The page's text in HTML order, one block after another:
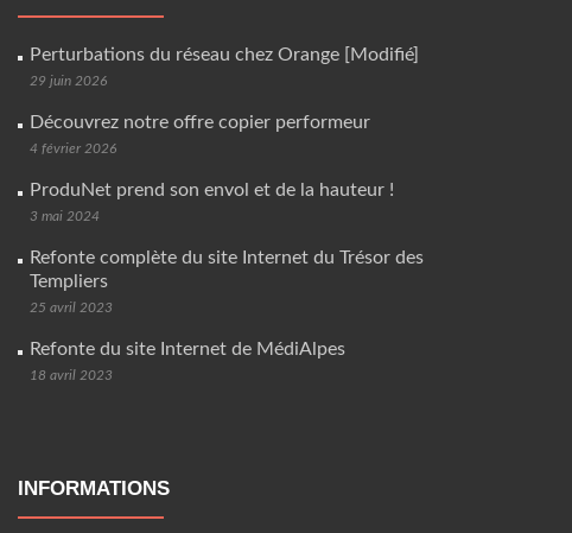
Perturbations du réseau chez Orange [Modifié]
29 juin 2026
Découvrez notre offre copier performeur
4 février 2026
ProduNet prend son envol et de la hauteur !
3 mai 2024
Refonte complète du site Internet du Trésor des
Templiers
25 avril 2023
Refonte du site Internet de MédiAlpes
18 avril 2023
INFORMATIONS